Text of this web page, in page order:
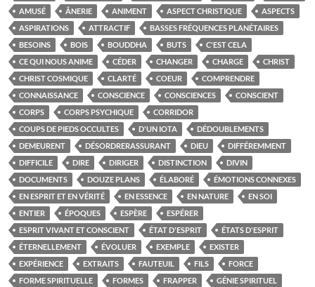
AMUSÉ
ÂNERIE ANIMENT ASPECT CHRISTIQUE
ASPECTS
ASPIRATIONS
ATTRACTIF
BASSES FRÉQUENCES PLANÉTAIRES
BESOINS
BOIS BOUDDHA BUTS
C'EST CELA
CE QUI NOUS ANIME
CÉDER CHANGER CHARGE
CHRIST
CHRIST COSMIQUE
CLARTÉ COEUR
COMPRENDRE
CONNAISSANCE
CONSCIENCE CONSCIENCES
CONSCIENT
CORPS
CORPS PSYCHIQUE
CORRIDOR
COUPS DE PIEDS OCCULTES
D'UN IOTA
DÉDOUBLEMENTS
DEMEURENT
DÉSORDRERASSURANT DIEU
DIFFÉREMMENT
DIFFICILE
DIRE DIRIGER DISTINCTION
DIVIN
DOCUMENTS
DOUZE PLANS ÉLABORÉ
ÉMOTIONS CONNEXES
EN ESPRIT ET EN VÉRITÉ
EN ESSENCE EN NATURE
EN SOI
ENTIER
ÉPOQUES ESPÈRE
ESPÉRER
ESPRIT VIVANT ET CONSCIENT
ÉTAT D'ESPRIT
ÉTATS D'ESPRIT
ÉTERNELLEMENT
ÉVOLUER EXEMPLE
EXISTER
EXPÉRIENCE
EXTRAITS FAUTEUIL FILS
FORCE
FORME SPIRITUELLE
FORMES FRAPPER
GÉNIE SPIRITUEL